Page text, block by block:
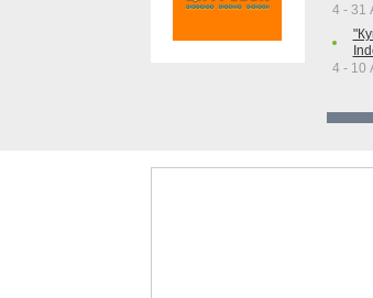
4 - 31
4 - 10